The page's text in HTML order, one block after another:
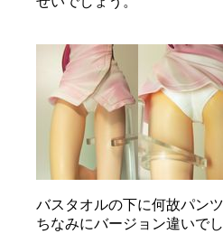
バスタオルの下に何故パン
ちなみにバージョン違いで